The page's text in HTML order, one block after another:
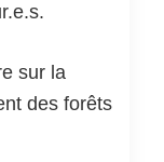
sur la
des forêts